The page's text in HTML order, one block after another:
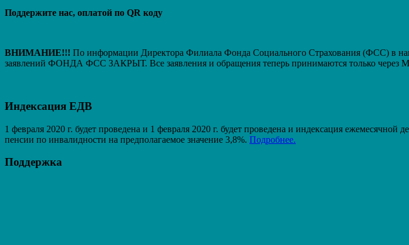
Поддержите нас, оплатой по QR коду
ВНИМАНИЕ!!! По информации Директора Филиала Фонда Социального Страхования (ФСС) в
заявлений ФОНДА ФСС ЗАКРЫТ. Вcе заявления и обращения теперь принимаются только через
Индексация ЕДВ
1 февраля 2020 г. будет проведена и 1 февраля 2020 г. будет проведена и индексация
пенсии по инвалидности на предполагаемое значение 3,8%. Подробнее.
Поддержка